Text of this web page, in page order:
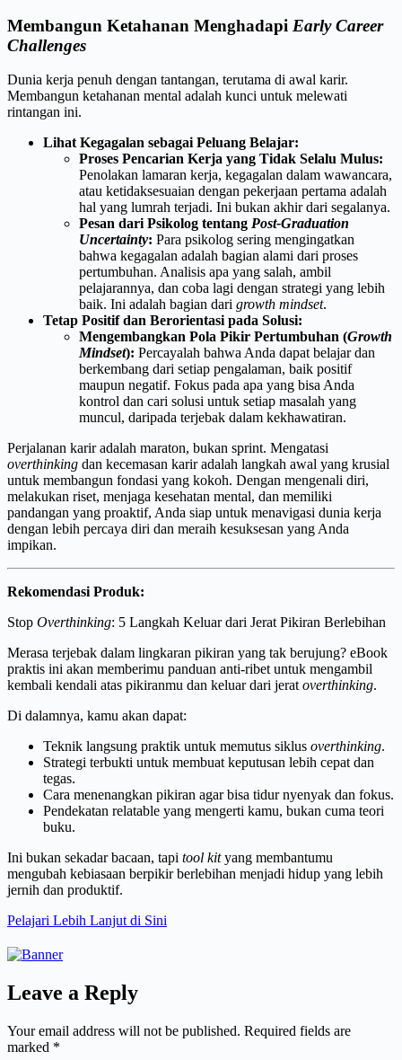
Membangun Ketahanan Menghadapi Early Career
Challenges
Dunia kerja penuh dengan tantangan, terutama di awal karir.
Membangun ketahanan mental adalah kunci untuk melewati
rintangan ini.
Lihat Kegagalan sebagai Peluang Belajar:
Proses Pencarian Kerja yang Tidak Selalu Mulus:
Penolakan lamaran kerja, kegagalan dalam wawancara,
atau ketidaksesuaian dengan pekerjaan pertama adalah
hal yang lumrah terjadi. Ini bukan akhir dari segalanya.
Pesan dari Psikolog tentang Post-Graduation
Uncertainty: Para psikolog sering mengingatkan
bahwa kegagalan adalah bagian alami dari proses
pertumbuhan. Analisis apa yang salah, ambil
pelajarannya, dan coba lagi dengan strategi yang lebih
baik. Ini adalah bagian dari growth mindset.
Tetap Positif dan Berorientasi pada Solusi:
Mengembangkan Pola Pikir Pertumbuhan (Growth
Mindset): Percayalah bahwa Anda dapat belajar dan
berkembang dari setiap pengalaman, baik positif
maupun negatif. Fokus pada apa yang bisa Anda
kontrol dan cari solusi untuk setiap masalah yang
muncul, daripada terjebak dalam kekhawatiran.
Perjalanan karir adalah maraton, bukan sprint. Mengatasi
overthinking dan kecemasan karir adalah langkah awal yang krusial
untuk membangun fondasi yang kokoh. Dengan mengenali diri,
melakukan riset, menjaga kesehatan mental, dan memiliki
pandangan yang proaktif, Anda siap untuk menavigasi dunia kerja
dengan lebih percaya diri dan meraih kesuksesan yang Anda
impikan.
Rekomendasi Produk:
Stop Overthinking: 5 Langkah Keluar dari Jerat Pikiran Berlebihan
Merasa terjebak dalam lingkaran pikiran yang tak berujung? eBook
praktis ini akan memberimu panduan anti-ribet untuk mengambil
kembali kendali atas pikiranmu dan keluar dari jeratoverthinking.
Di dalamnya, kamu akan dapat:
Teknik langsung praktik untuk memutus siklus overthinking.
Strategi terbukti untuk membuat keputusan lebih cepat dan
tegas.
Cara menenangkan pikiran agar bisa tidur nyenyak dan fokus.
Pendekatan relatable yang mengerti kamu, bukan cuma teori
buku.
Ini bukan sekadar bacaan, tapi tool kityang membantumu
mengubah kebiasaan berpikir berlebihan menjadi hidup yang lebih
jernih dan produktif.
Pelajari Lebih Lanjut di Sini
Leave a Reply
Your email address will not be published. Required fields are
marked *